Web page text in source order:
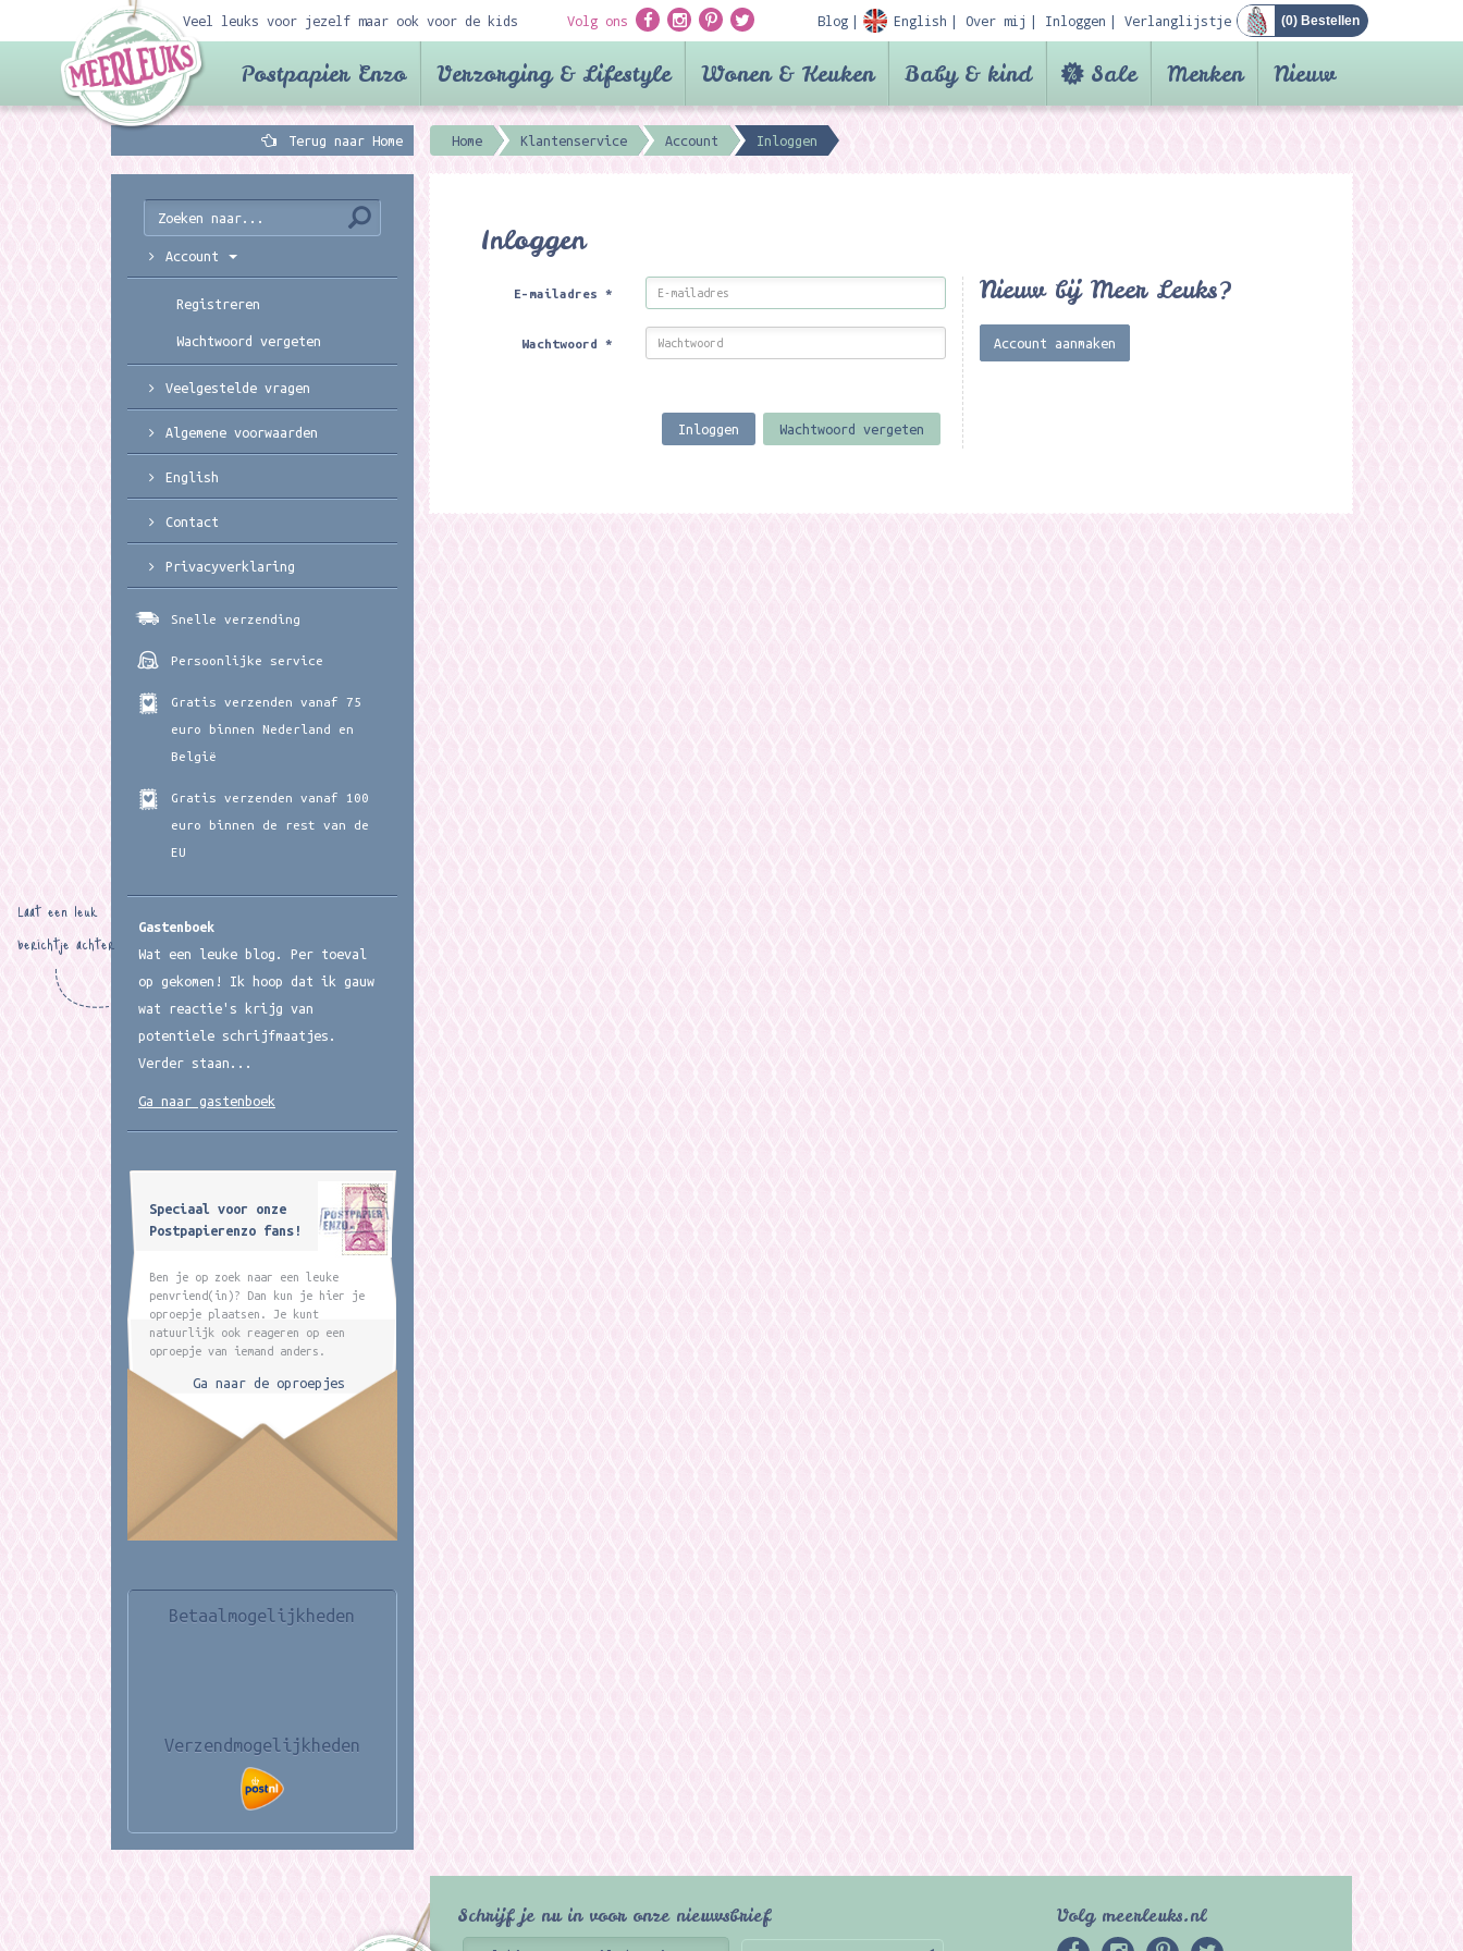
Veel leuks voor jezelf maar ook voor de kids Volg ons Blog English Over mij Inloggen Verlanglijstje (0) Bestellen
Postpapier Enzo Verzorging & Lifestyle Wonen & Keuken Baby & kind Sale Merken Nieuw
Terug naar Home Home Klantenservice Account Inloggen
Inloggen
E-mailadres*
Wachtwoord*
Inloggen Wachtwoord vergeten
Nieuw bij Meer Leuks?
Account aanmaken
Account
Registreren
Wachtwoord vergeten
Veelgestelde vragen
Algemene voorwaarden
English
Contact
Privacyverklaring
Snelle verzending
Persoonlijke service
Gratis verzenden vanaf 75
euro binnen Nederland en
België
Gratis verzenden vanaf 100
euro binnen de rest van de
EU
Gastenboek
Wat een leuke blog. Per toeval
op gekomen! Ik hoop dat ik gauw
wat reactie's krijg van
potentiele schrijfmaatjes.
Verder staan...
Laat een leuk
berichtje achter
Ga naar gastenboek
Speciaal voor onze
Postpapierenzo fans!
Ben je op zoek naar een leuke
penvriend(in)? Dan kun je hier je
oproepje plaatsen. Je kunt
natuurlijk ook reageren op een
oproepje van iemand anders.
Ga naar de oproepjes
Betaalmogelijkheden
Verzendmogelijkheden
Schrijf je nu in voor onze nieuwsbrief Volg meerleuks.nl